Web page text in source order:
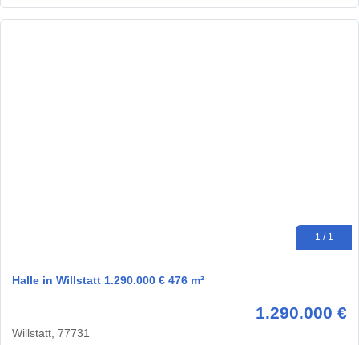
1 / 1
Halle in Willstatt 1.290.000 € 476 m²
1.290.000 €
Willstatt, 77731